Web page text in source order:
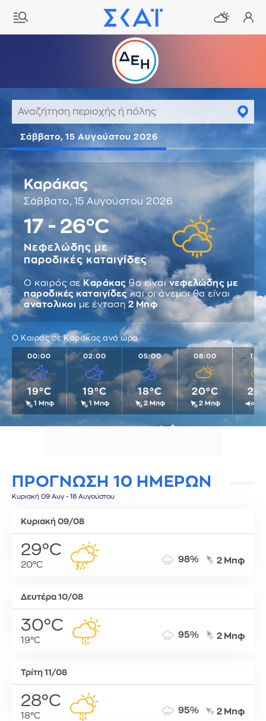
Σάββατο, 15 Αυγούστου 2026
Καράκας
Σάββατο, 15 Αυγούστου 2026
17 - 26°C
Νεφελώδης με
παροδικές καταιγίδες
Ο καιρός σε Καράκας θα είναι νεφελώδης με
παροδικές καταιγίδες και οι άνεμοι θα είναι
ανατολικοι με ένταση2 Μπφ
Ο Καιρός σε Καράκας ανά ώρα
00:00
19°C
1 Μπφ
02:00
19°C
1 Μπφ
05:00
18°C
2 Μπφ
08:00
20°C
2 Μπφ
ΠΡΟΓΝΩΣΗ 10 ΗΜΕΡΩΝ
Κυριακή 09 Αυγ - 18 Αυγούστου
Κυριακή 09/08
29°C
20°C
98% 2 Μπφ
Δευτέρα 10/08
30°C
19°C
95% 2 Μπφ
Τρίτη 11/08
28°C
18°C
95% 2 Μπφ